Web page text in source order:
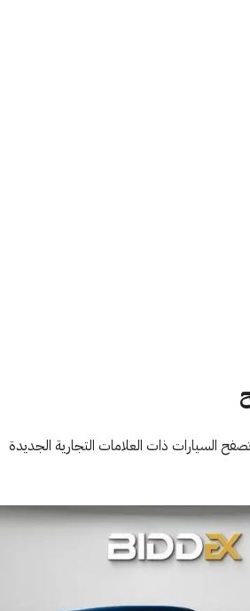
تصفح السيارات ذات العلامات التجارية الجديدة